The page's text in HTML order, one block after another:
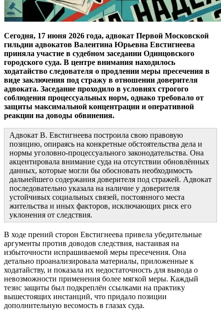
Сегодня, 17 июня 2026 года, адвокат Первой Московской
гильдии адвокатов Валентина Юрьевна Евстигнеева
приняла участие в судебном заседании Одинцовского
городского суда. В центре внимания находилось
ходатайство следователя о продлении меры пресечения в
виде заключения под стражу в отношении доверителя
адвоката. Заседание проходило в условиях строгого
соблюдения процессуальных норм, однако требовало от
защиты максимальной концентрации и оперативной
реакции на доводы обвинения.
Адвокат В. Евстигнеева построила свою правовую
позицию, опираясь на конкретные обстоятельства дела и
нормы уголовно-процессуального законодательства. Она
акцентировала внимание суда на отсутствии обновлённых
данных, которые могли бы обосновать необходимость
дальнейшего содержания доверителя под стражей. Адвокат
последовательно указала на наличие у доверителя
устойчивых социальных связей, постоянного места
жительства и иных факторов, исключающих риск его
уклонения от следствия.
В ходе прений сторон Евстигнеева привела убедительные
аргументы против доводов следствия, настаивая на
избыточности испрашиваемой меры пресечения. Она
детально проанализировала материалы, приложенные к
ходатайству, и показала их недостаточность для вывода о
невозможности применения более мягкой меры. Каждый
тезис защиты был подкреплён ссылками на практику
вышестоящих инстанций, что придало позиции
дополнительную весомость в глазах суда.